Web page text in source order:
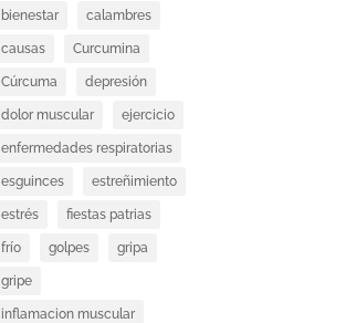
bienestar calambres
causas Curcumina
Cúrcuma depresión
dolor muscular ejercicio
enfermedades respiratorias
esguinces estreñimiento
estrés fiestas patrias
frío golpes gripa
gripe
inflamacion muscular